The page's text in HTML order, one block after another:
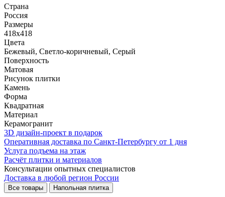
Страна
Россия
Размеры
418x418
Цвета
Бежевый, Светло-коричневый, Серый
Поверхность
Матовая
Рисунок плитки
Камень
Форма
Квадратная
Материал
Керамогранит
3D дизайн-проект в подарок
Оперативная доставка по Санкт-Петербургу от 1 дня
Услуга подъема на этаж
Расчёт плитки и материалов
Консультации опытных специалистов
Доставка в любой регион России
Все товары Напольная плитка